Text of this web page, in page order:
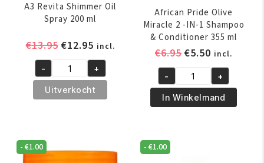
A3 Revita Shimmer Oil
Spray 200 ml
€13.95 Oorspronkelijke
was:
€13.95.
€12.95Huidige
prijs
is:
€12.95.
incl.
A3
Revita
Shimmer
200
- +
Uitverkocht
African Pride Olive
Miracle 2 -IN-1 Shampoo
& Conditioner 355 ml
€6.95
was:
€6.95.
€5.50 Huidige
prijs
is:
€5.50.
incl.
African
Pride
Olive
2
-
- +
In Winkelmand
-€1.00 -€1.00